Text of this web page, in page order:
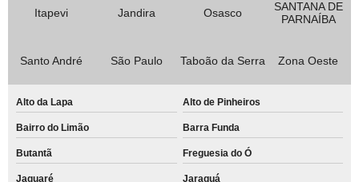
Itapevi Jandira Osasco
SANTANA DE
PARNAÍBA
Santo André São Paulo Taboão da Serra Zona Oeste
Alto da Lapa Alto de Pinheiros
Bairro do Limão Barra Funda
Butantã Freguesia do Ó
Jaguaré Jaraguá